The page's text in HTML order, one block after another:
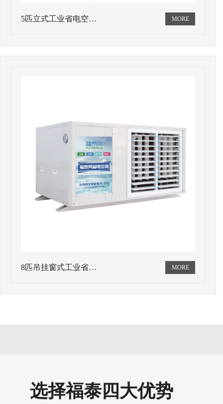
5匹立式工业省电空…
8匹吊挂窗式工业省…
选择福泰四大优势